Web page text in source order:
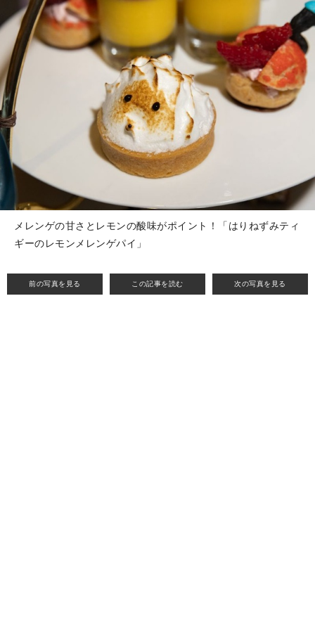
前の写真を見る この記事を読む 次の写真を見る
メレンゲの甘さとレモンの酸味がポイント！「はりねずみティ
ギーのレモンメレンゲパイ」